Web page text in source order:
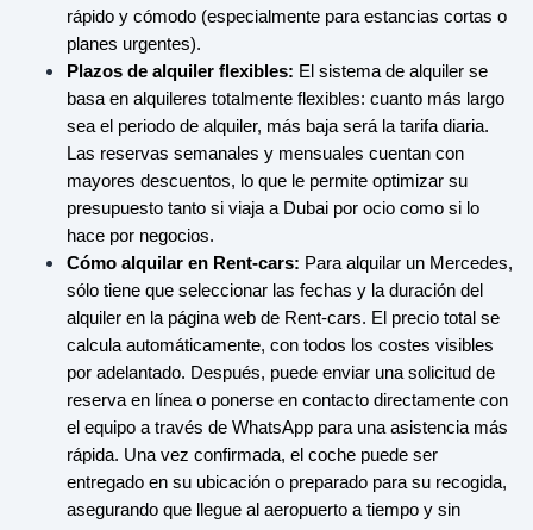
rápido y cómodo (especialmente para estancias cortas o
planes urgentes).
Plazos de alquiler flexibles: El sistema de alquiler se
basa en alquileres totalmente flexibles: cuanto más largo
sea el periodo de alquiler, más baja será la tarifa diaria.
Las reservas semanales y mensuales cuentan con
mayores descuentos, lo que le permite optimizar su
presupuesto tanto si viaja a Dubai por ocio como si lo
hace por negocios.
Cómo alquilar en Rent-cars: Para alquilar un Mercedes,
sólo tiene que seleccionar las fechas y la duración del
alquiler en la página web de Rent-cars. El precio total se
calcula automáticamente, con todos los costes visibles
por adelantado. Después, puede enviar una solicitud de
reserva en línea o ponerse en contacto directamente con
el equipo a través de WhatsApp para una asistencia más
rápida. Una vez confirmada, el coche puede ser
entregado en su ubicación o preparado para su recogida,
asegurando que llegue al aeropuerto a tiempo y sin